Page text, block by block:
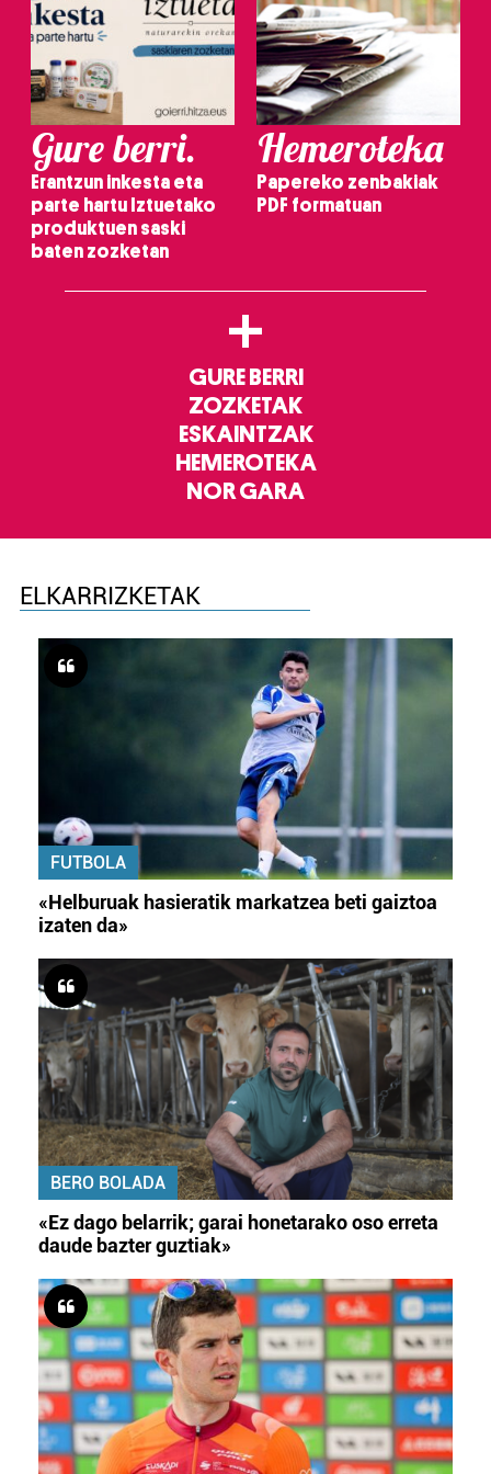
Gure berri.
Erantzun inkesta eta
parte hartu Iztuetako
produktuen saski
baten zozketan
Hemeroteka
Papereko zenbakiak
PDF formatuan
+
GURE BERRI
ZOZKETAK
ESKAINTZAK
HEMEROTEKA
NOR GARA
ELKARRIZKETAK
FUTBOLA
«Helburuak hasieratik markatzea beti gaiztoa
izaten da»
BERO BOLADA
«Ez dago belarrik; garai honetarako oso erreta
daude bazter guztiak»